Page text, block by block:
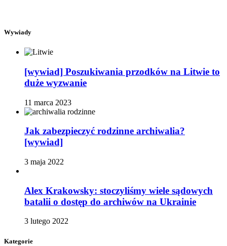
Wywiady
[wywiad] Poszukiwania przodków na Litwie to
duże wyzwanie
11 marca 2023
Jak zabezpieczyć rodzinne archiwalia?
[wywiad]
3 maja 2022
Alex Krakowsky: stoczyliśmy wiele sądowych
batalii o dostęp do archiwów na Ukrainie
3 lutego 2022
Kategorie